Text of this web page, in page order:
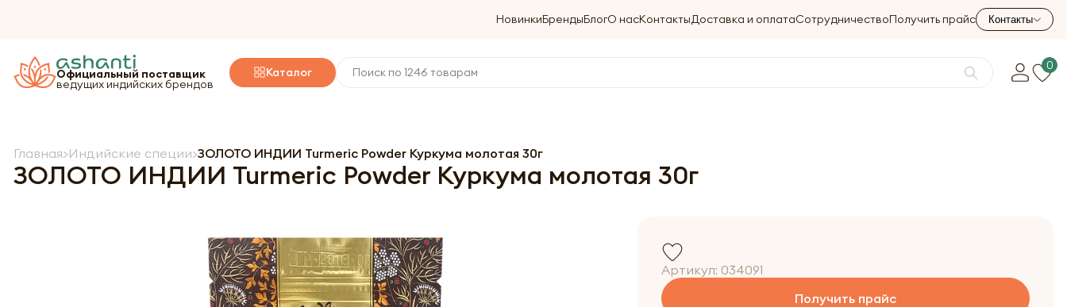
НовинкиБрендыБлогО насКонтактыДоставка и оплатаСотрудничествоПолучить прайс Контакты
Официальный поставщик
ведущих индийских брендов
Каталог 0
Главная Индийские специи ЗОЛОТО ИНДИИ Turmeric Powder Куркума молотая 30г
ЗОЛОТО ИНДИИ Turmeric Powder Куркума молотая 30г
Артикул: 034091
Получить прайс